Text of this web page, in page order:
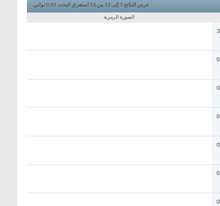
عرض النتائج 1 إلى 13 من 13 استغرق البحث 0.01ثواني.
الصورة الرمزية
3
0
0
0
0
0
0